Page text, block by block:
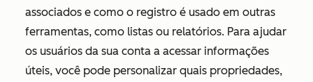
associados e como o registro é usado em outras
ferramentas, como listas ou relatórios. Para ajudar
os usuários da sua conta a acessar informações
úteis, você pode personalizar quais propriedades,